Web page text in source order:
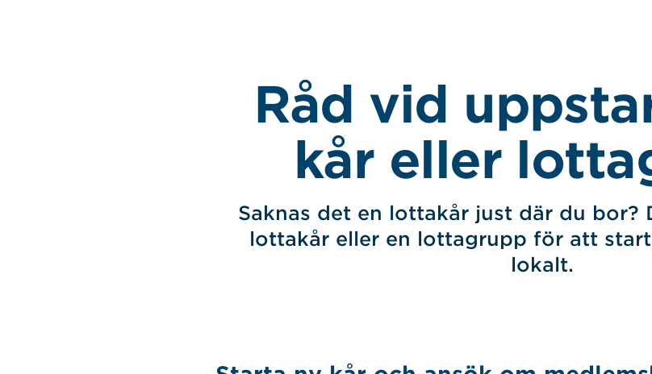
Råd vid
kår eller
Saknas det en lottakår just där du bor?
lottakår eller en lottagrupp för att
lokalt.